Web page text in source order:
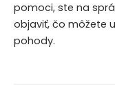
pomoci, ste na
objaviť, čo môžete
pohody.